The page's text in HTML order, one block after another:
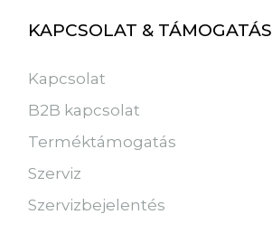
KAPCSOLAT & TÁMOGATÁS
Kapcsolat
B2B kapcsolat
Terméktámogatás
Szerviz
Szervizbejelentés